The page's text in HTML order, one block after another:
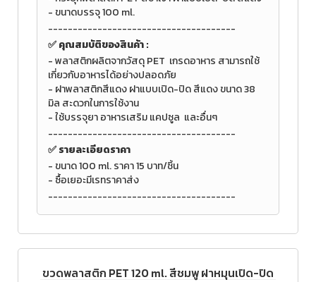
- ขนาดบรรจุ 100 ml.
--------------------------------------
✅คุณสมบัติของสินค้า :
-พลาสติกผลิตจากวัสดุ PET เกรดอาหาร สามารถใช้
เกี่ยวกับอาหารได้อย่างปลอดภัย
- ฝาพลาสติกสีแดงฝาแบบเปิด-ปิด สีแดง ขนาด 38
มิล สะดวกในการใช้งาน
-ใช้บรรจุยา อาหารเสริม แคปซูล และอื่นๆ
--------------------------------------
✅ รายละเอียดราคา
- ขนาด100 ml.ราคา 15 บาท/ชิ้น
- ซื้อเยอะมีเรทราคาส่ง
--------------------------------------
ขวดพลาสติก PET 120 ml. สีชมพู ฝาหมุนเปิด-ปิด